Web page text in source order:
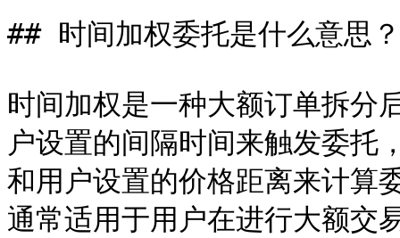
## 时间加权委托是什么意思？
时间加权是一种大额订单拆分
户设置的间隔时间来触发委
和用户设置的价格距离来计算
通常适用于用户在进行大额交